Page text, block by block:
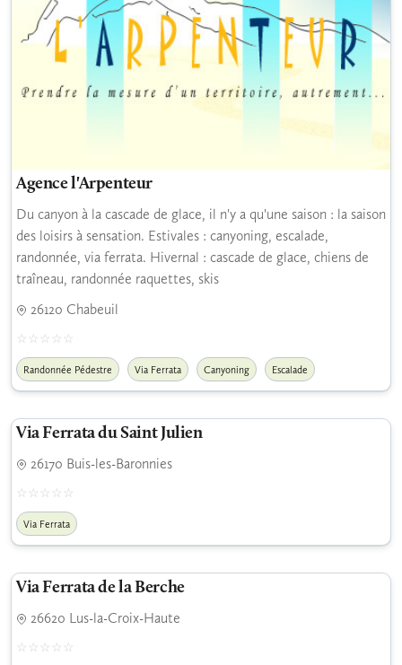
Agence l'Arpenteur
Du canyon à la cascade de glace, il n'y a qu'une saison : la saison
des loisirs à sensation. Estivales : canyoning, escalade,
randonnée, via ferrata. Hivernal : cascade de glace, chiens de
traîneau, randonnée raquettes, skis
26120 Chabeuil
Randonnée Pédestre Via Ferrata Canyoning Escalade
Via Ferrata du Saint Julien
26170 Buis-les-Baronnies
Via Ferrata
Via Ferrata de la Berche
26620 Lus-la-Croix-Haute